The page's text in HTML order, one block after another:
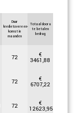
Duur
kredietovereen-
komst in
maanden
Totaal door u
te betalen
bedrag
72 €
3461,88
72 €
6707,22
72 €
12623,95